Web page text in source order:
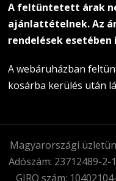
A feltüntetett árak
ajánlattételnek. Az
rendelések
A webáruházban
kosárba kerülés után
Magyarországi
Adószám: 23712489-2-
GIRO szám: